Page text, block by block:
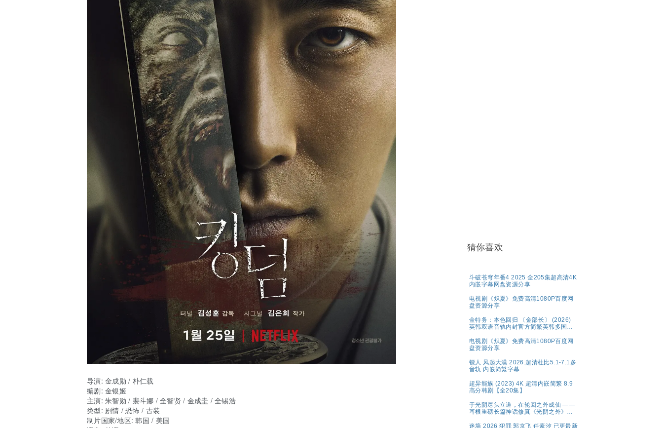
导演:金成勋 / 朴仁载
编剧:金银姬
主演:朱智勋 / 裴斗娜 /全智贤 / 金成圭 /全锡浩
类型: 剧情 / 恐怖 / 古装
制片国家/地区: 韩国 / 美国
猜你喜欢
斗破苍穹年番4 2025 全205集超高清4K
内嵌字幕网盘资源分享
电视剧《炽夏》免费高清1080P百度网
盘资源分享
金特务：本色回归 〔金部长〕 (2026)
英韩双语音轨内封官方简繁英韩多国字
3GB】
电视剧《炽夏》免费高清1080P百度网
盘资源分享
镖人 风起大漠 2026.超清杜比5.1-7.1多
音轨 内嵌简繁字幕
超异能族 (2023) 4K 超清内嵌简繁 8.9
高分韩剧【全20集】
于光阴尽头立道，在轮回之外成仙 ——
耳根重磅长篇神话修真《光阴之外》典
迷墙 2026 犯罪 郭京飞 任素汐 已更最新